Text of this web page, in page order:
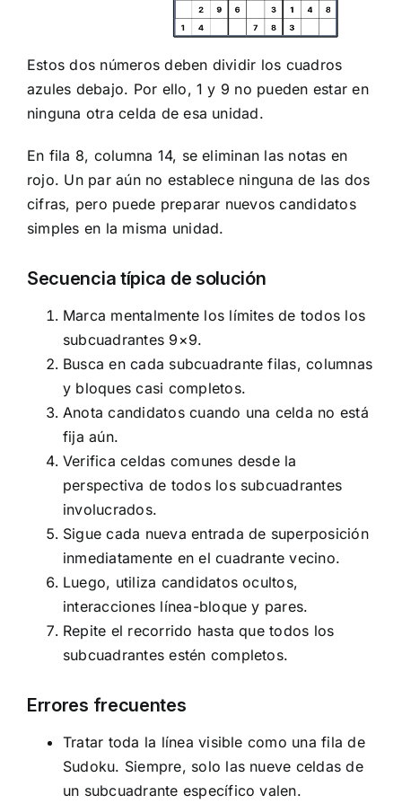
Estos dos números deben dividir los cuadros
azules debajo. Por ello, 1 y 9 no pueden estar en
ninguna otra celda de esa unidad.
En fila 8, columna 14, se eliminan las notas en
rojo. Un par aún no establece ninguna de las dos
cifras, pero puede preparar nuevos candidatos
simples en la misma unidad.
Secuencia típica de solución
Marca mentalmente los límites de todos los
subcuadrantes 9×9.
Busca en cada subcuadrante filas, columnas
y bloques casi completos.
Anota candidatos cuando una celda no está
fija aún.
Verifica celdas comunes desde la
perspectiva de todos los subcuadrantes
involucrados.
Sigue cada nueva entrada de superposición
inmediatamente en el cuadrante vecino.
Luego, utiliza candidatos ocultos,
interacciones línea-bloque y pares.
Repite el recorrido hasta que todos los
subcuadrantes estén completos.
Errores frecuentes
Tratar toda la línea visible como una fila de
Sudoku. Siempre, solo las nueve celdas de
un subcuadrante específico valen.